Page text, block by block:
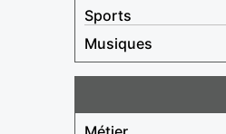
Sports
Musiques